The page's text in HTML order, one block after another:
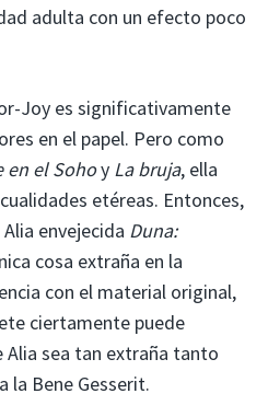
adulta con un efecto poco
Joy es significativamente
en el papel. Pero como
en el Sohoy La bruja, ella
etéreas. Entonces,
envejecida Duna:
cosa extraña en la
con el material original,
ciertamente puede
Alia sea tan extraña tanto
la Bene Gesserit.